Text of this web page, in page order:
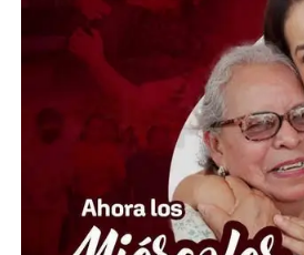
La rectificación representa un
productores agrícolas del estado,
señalados como el posible origen
miles de personas en Estados
continúa para determinar con
la contaminación.